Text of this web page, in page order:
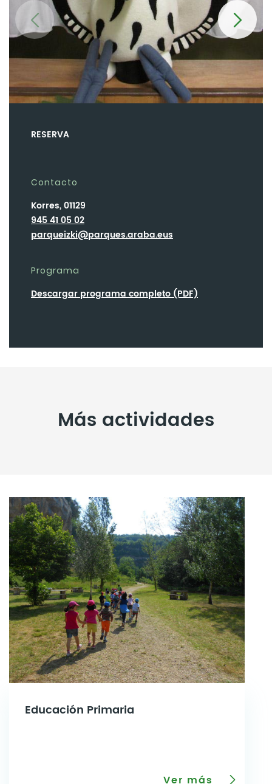
RESERVA
Contacto
Korres, 01129
945 41 05 02
parqueizki@parques.araba.eus
Programa
Descargar programa completo (PDF)
Más actividades
Educación Primaria
Ver más